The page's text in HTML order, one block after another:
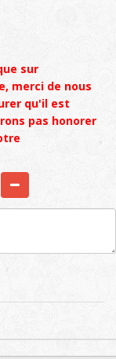
sur
merci de nous
qu'il est
pas honorer